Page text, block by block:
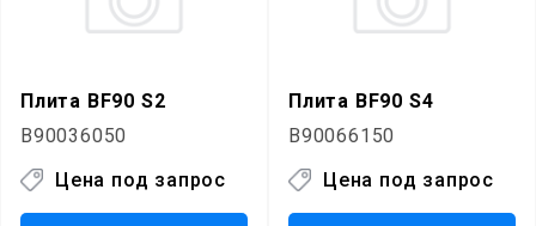
Плита BF90 S2
B90036050
Цена под запрос
Плита BF90 S4
B90066150
Цена под запрос